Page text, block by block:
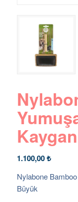
1.100,00₺
Nylabone
Büyük